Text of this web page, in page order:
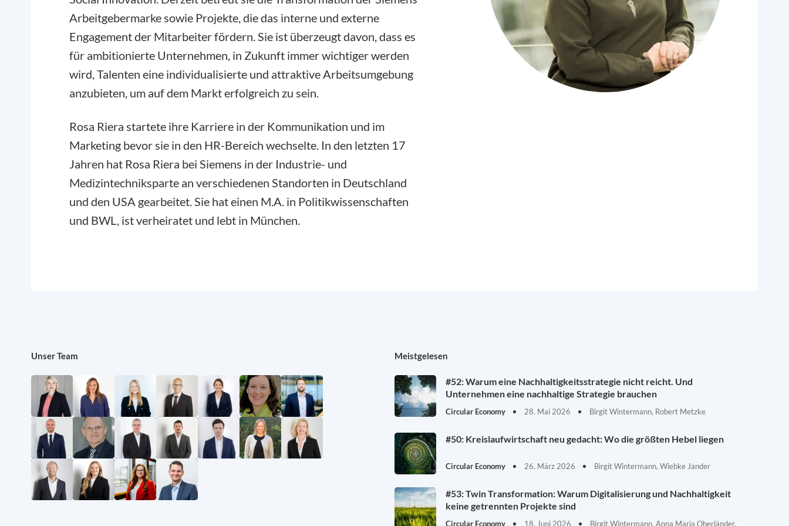
Arbeitgebermarke sowie Projekte, die das interne und externe
Engagement der Mitarbeiter fördern. Sie ist überzeugt davon, dass es
für ambitionierte Unternehmen, in Zukunft immer wichtiger werden
wird, Talenten eine individualisierte und attraktive Arbeitsumgebung
anzubieten, um auf dem Markt erfolgreich zu sein.
Rosa Riera startete ihre Karriere in der Kommunikation und im
Marketing bevor sie in den HR-Bereich wechselte. In den letzten 17
Jahren hat Rosa Riera bei Siemens in der Industrie- und
Medizintechniksparte an verschiedenen Standorten in Deutschland
und den USA gearbeitet. Sie hat einen M.A. in Politikwissenschaften
und BWL, ist verheiratet und lebt in München.
Unser Team Meistgelesen
#52: Warum eine Nachhaltigkeitsstrategie nicht reicht. Und
Unternehmen eine nachhaltige Strategie brauchen
Circular Economy 28. Mai 2026 Birgit Wintermann, Robert Metzke
#50: Kreislaufwirtschaft neu gedacht: Wo die größten Hebel liegen
Circular Economy 26. März 2026 Birgit Wintermann, Wiebke Jander
#53: Twin Transformation: Warum Digitalisierung und Nachhaltigkeit
keine getrennten Projekte sind
Circular Economy 18. Juni 2026 Birgit Wintermann, Anna Maria Oberländer,